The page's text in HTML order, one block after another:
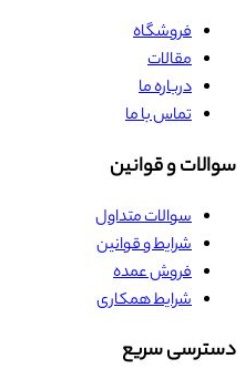
فروشگاه
مقالات
درباره ما
تماس با ما
سوالات و قوانین
سوالات متداول
شرایط و قوانین
فروش عمده
شرایط همکاری
دسترسی سریع